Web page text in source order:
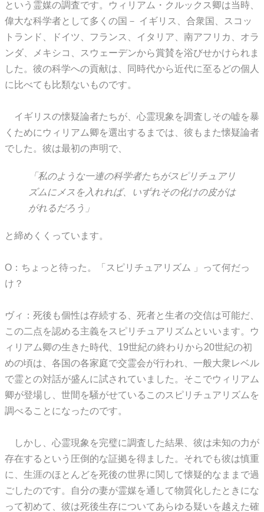
という霊媒の調査です。ウィリアム・クルックス卿は当時、
偉大な科学者として多くの国－ イギリス、合衆国、スコッ
トランド、ドイツ、フランス、イタリア、南アフリカ、オラ
ンダ、メキシコ、スウェーデンから賞賛を浴びせかけられま
した。彼の科学への貢献は、同時代から近代に至るどの個人
に比べても比類ないものです。
イギリスの懐疑論者たちが、心霊現象を調査しその嘘を暴
くためにウィリアム卿を選出するまでは、彼もまた懐疑論者
でした。彼は最初の声明で、
「私のような一連の科学者たちがスピリチュアリ
ズムにメスを入れれば、いずれその化けの皮がは
がれるだろう」
と締めくくっています。
O：ちょっと待った。「スピリチュアリズム 」って何だっ
け？
ヴィ：死後も個性は存続する、死者と生者の交信は可能だ、
この二点を認める主義をスピリチュアリズムといいます。ウ
ィリアム卿の生きた時代、19世紀の終わりから20世紀の初
めの頃は、各国の各家庭で交霊会が行われ、一般大衆レベル
で霊との対話が盛んに試されていました。そこでウィリアム
卿が登場し、世間を騒がせているこのスピリチュアリズムを
調べることになったのです。
しかし、心霊現象を完璧に調査した結果、彼は未知の力が
存在するという圧倒的な証拠を得ました。それでも彼は慎重
に、生涯のほとんどを死後の世界に関して懐疑的なままで過
ごしたのです。自分の妻が霊媒を通して物質化したときにな
って初めて、彼は死後生存についてあらゆる疑いを越えた確